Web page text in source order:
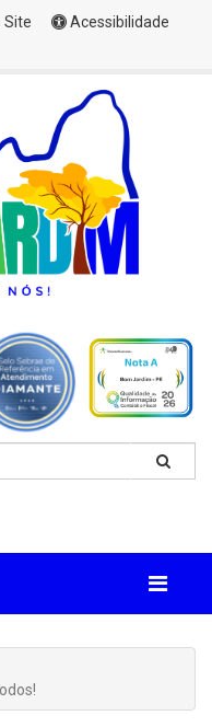
Site
Acessibilidade